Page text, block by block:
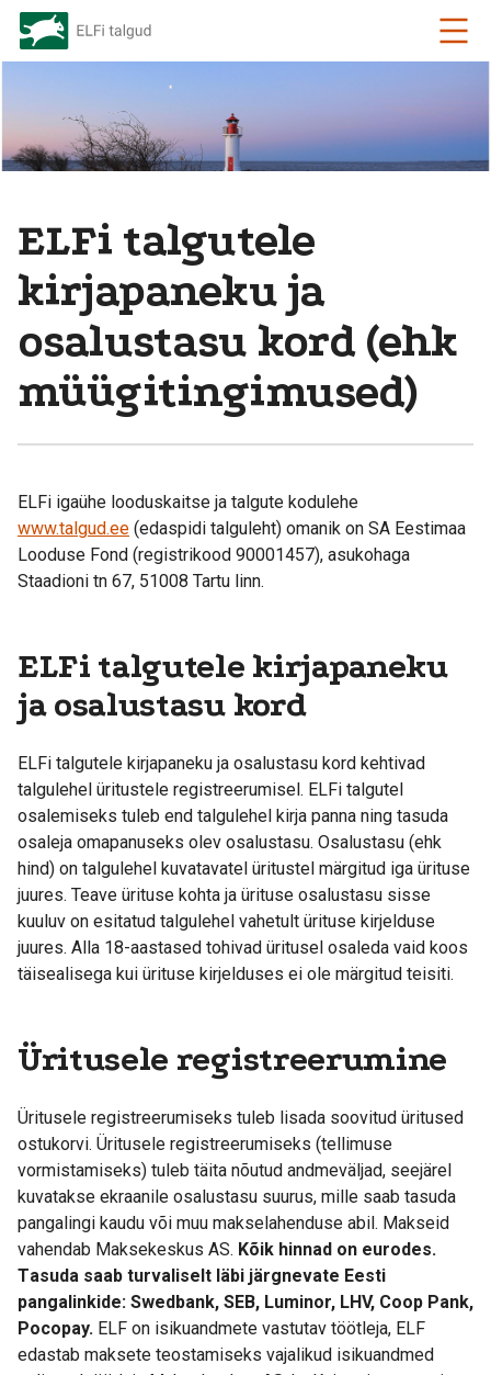
ELFi talgutele
kirjapaneku ja
osalustasu kord (ehk
müügitingimused)
ELFi igaühe looduskaitse ja talgute kodulehe
www.talgud.ee (edaspidi talguleht) omanik on SA Eestimaa
Looduse Fond (registrikood 90001457), asukohaga
Staadioni tn 67, 51008 Tartu linn.
ELFi talgutele kirjapaneku
ja osalustasu kord
ELFi talgutele kirjapaneku ja osalustasu kord kehtivad
talgulehel üritustele registreerumisel. ELFi talgutel
osalemiseks tuleb end talgulehel kirja panna ning tasuda
osaleja omapanuseks olev osalustasu. Osalustasu (ehk
hind) on talgulehel kuvatavatel üritustel märgitud iga ürituse
juures. Teave ürituse kohta ja ürituse osalustasu sisse
kuuluv on esitatud talgulehel vahetult ürituse kirjelduse
juures. Alla 18-aastased tohivad üritusel osaleda vaid koos
täisealisega kui ürituse kirjelduses ei ole märgitud teisiti.
Üritusele registreerumine
Üritusele registreerumiseks tuleb lisada soovitud üritused
ostukorvi. Üritusele registreerumiseks (tellimuse
vormistamiseks) tuleb täita nõutud andmeväljad, seejärel
kuvatakse ekraanile osalustasu suurus, mille saab tasuda
pangalingi kaudu või muu makselahenduse abil. Makseid
vahendab Maksekeskus AS. Kõik hinnad on eurodes.
Tasuda saab turvaliselt läbi järgnevate Eesti
pangalinkide: Swedbank, SEB, Luminor, LHV, Coop Pank,
Pocopay. ELF on isikuandmete vastutav töötleja, ELF
edastab maksete teostamiseks vajalikud isikuandmed